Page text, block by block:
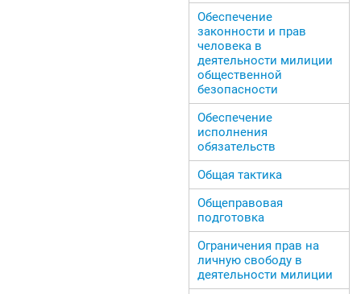
Обеспечение
законности и прав
человека в
деятельности милиции
общественной
безопасности
Обеспечение
исполнения
обязательств
Общая тактика
Общеправовая
подготовка
Ограничения прав на
личную свободу в
деятельности милиции